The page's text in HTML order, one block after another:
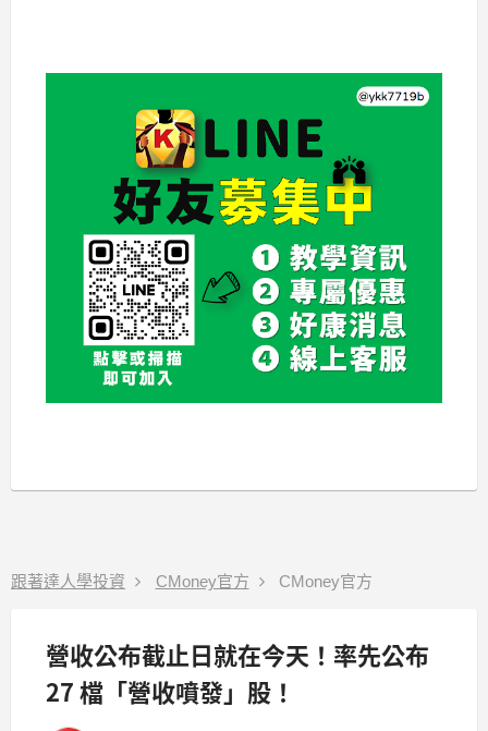
跟著達人學投資 CMoney官方 CMoney官方
營收公布截止日就在今天！率先公布
27 檔「營收噴發」股！